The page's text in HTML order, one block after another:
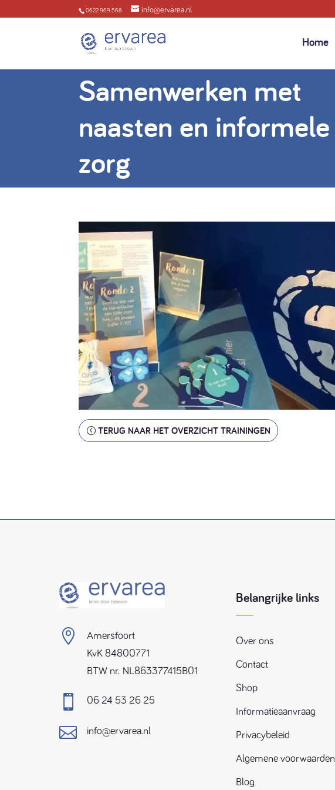
0622 969 568 info@ervarea.nl
Home
Samenwerken met
naasten en informele
zorg
TERUG NAAR HET OVERZICHT TRAININGEN

Amersfoort
KvK 84800771
BTW nr. NL863377415B01
 06 24 53 26 25
 info@ervarea.nl
Belangrijke links
Over ons
Contact
Shop
Informatieaanvraag
Privacybeleid
Algemene voorwaarden
Blog